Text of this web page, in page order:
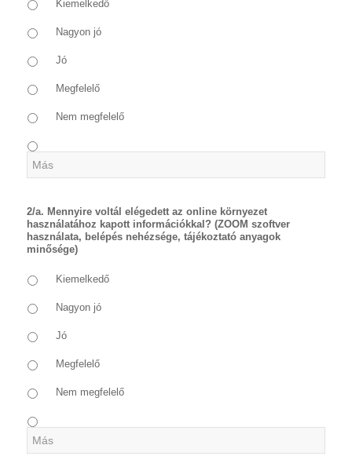
Kiemelkedő
Nagyon jó
Jó
Megfelelő
Nem megfelelő
2/a. Mennyire voltál elégedett az online környezet
használatához kapott információkkal? (ZOOM szoftver
használata, belépés nehézsége, tájékoztató anyagok
minősége)
Kiemelkedő
Nagyon jó
Jó
Megfelelő
Nem megfelelő